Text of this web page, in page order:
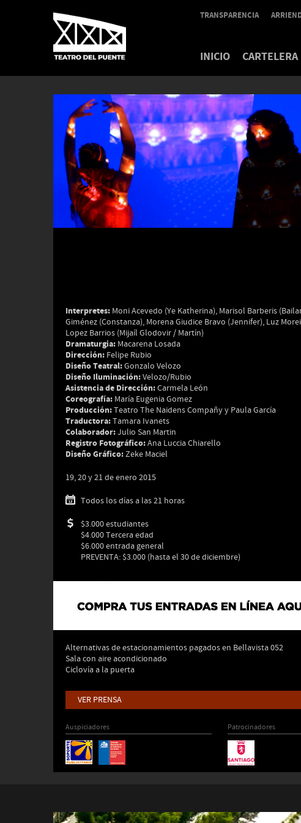
TRANSPARENCIA
INICIO CARTELERA
Interpretes: Moni Acevedo (Ye Katherina), Marisol Barberis
Giménez (Constanza), Morena Giudice Bravo (Jennifer), Luz
Lopez Barrios (Mijaíl Glodovir / Martín)
Dramaturgia: Macarena Losada
Dirección: Felipe Rubio
Diseño Teatral:Gonzalo Velozo
Diseño Iluminación:Velozo/Rubio
Asistencia de Dirección:Carmela León
Coreografía: María Eugenia Gomez
Producción:Teatro The Naidens Compañy y Paula García
Traductora:Tamara Ivanets
Colaborador:Julio San Martin
Registro Fotográfico:Ana Luccia Chiarello
Diseño Gráfico:Zeke Maciel
19, 20 y 21 de enero 2015
Todos los días a las 21 horas
$3.000 estudiantes
$4.000 Tercera edad
$6.000 entrada general
PREVENTA: $3.000 (hasta el 30 de diciembre)
Alternativas de estacionamientos pagados en Bellavista 052
Sala con aire acondicionado
Ciclovía a la puerta
VER PRENSA
Auspiciadores Patrocinadores